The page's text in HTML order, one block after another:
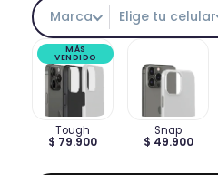
Marca Elige tu celular
Tough
$ 79.900
MÁS
VENDIDO
Snap
$ 49.900